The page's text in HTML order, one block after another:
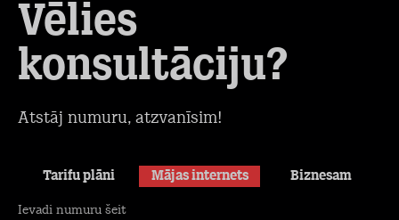
Vēlies
konsultāciju?
Atstāj numuru, atzvanīsim!
Tarifu plāni Mājas internets Biznesam
Ievadi numuru šeit